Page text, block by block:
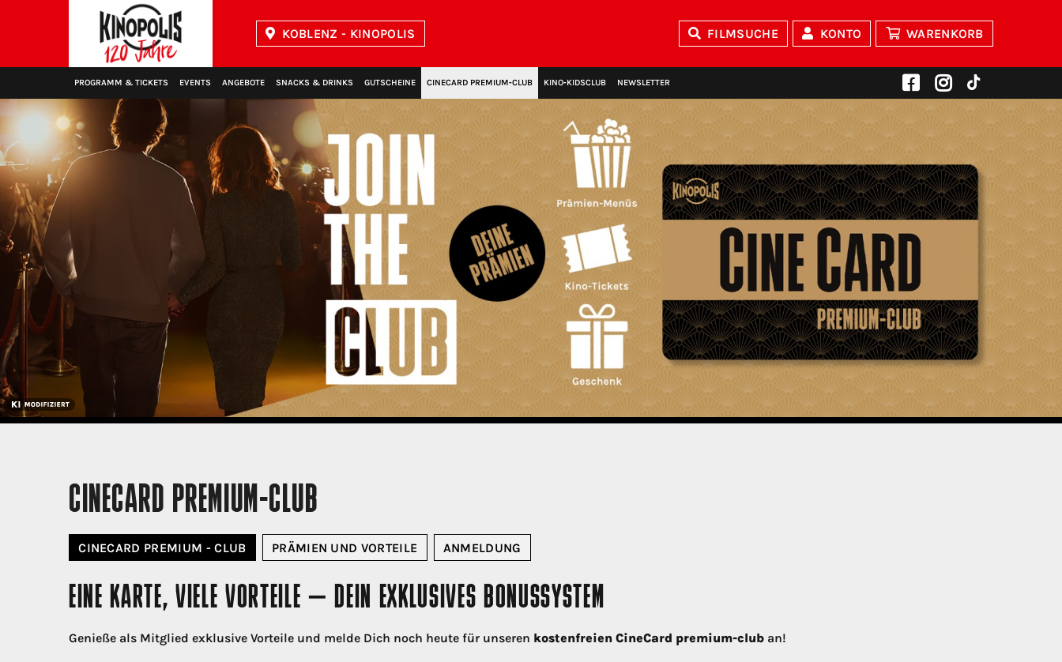
KOBLENZ - KINOPOLIS FILMSUCHE KONTO WARENKORB
PROGRAMM & TICKETS EVENTS ANGEBOTE SNACKS & DRINKS GUTSCHEINE CINECARD PREMIUM‑CLUB KINO‑KIDSCLUB NEWSLETTER
CINECARD PREMIUM-CLUB
CINECARD PREMIUM - CLUB PRÄMIEN UND VORTEILE ANMELDUNG
EINE KARTE, VIELE VORTEILE – DEIN EXKLUSIVES BONUSSYSTEM
Genieße als Mitglied exklusive Vorteile und melde Dich noch heute für unseren kostenfreien CineCard premium-club an!